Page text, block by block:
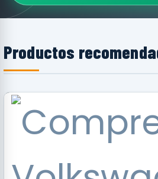
Productos
RECOMENDADO